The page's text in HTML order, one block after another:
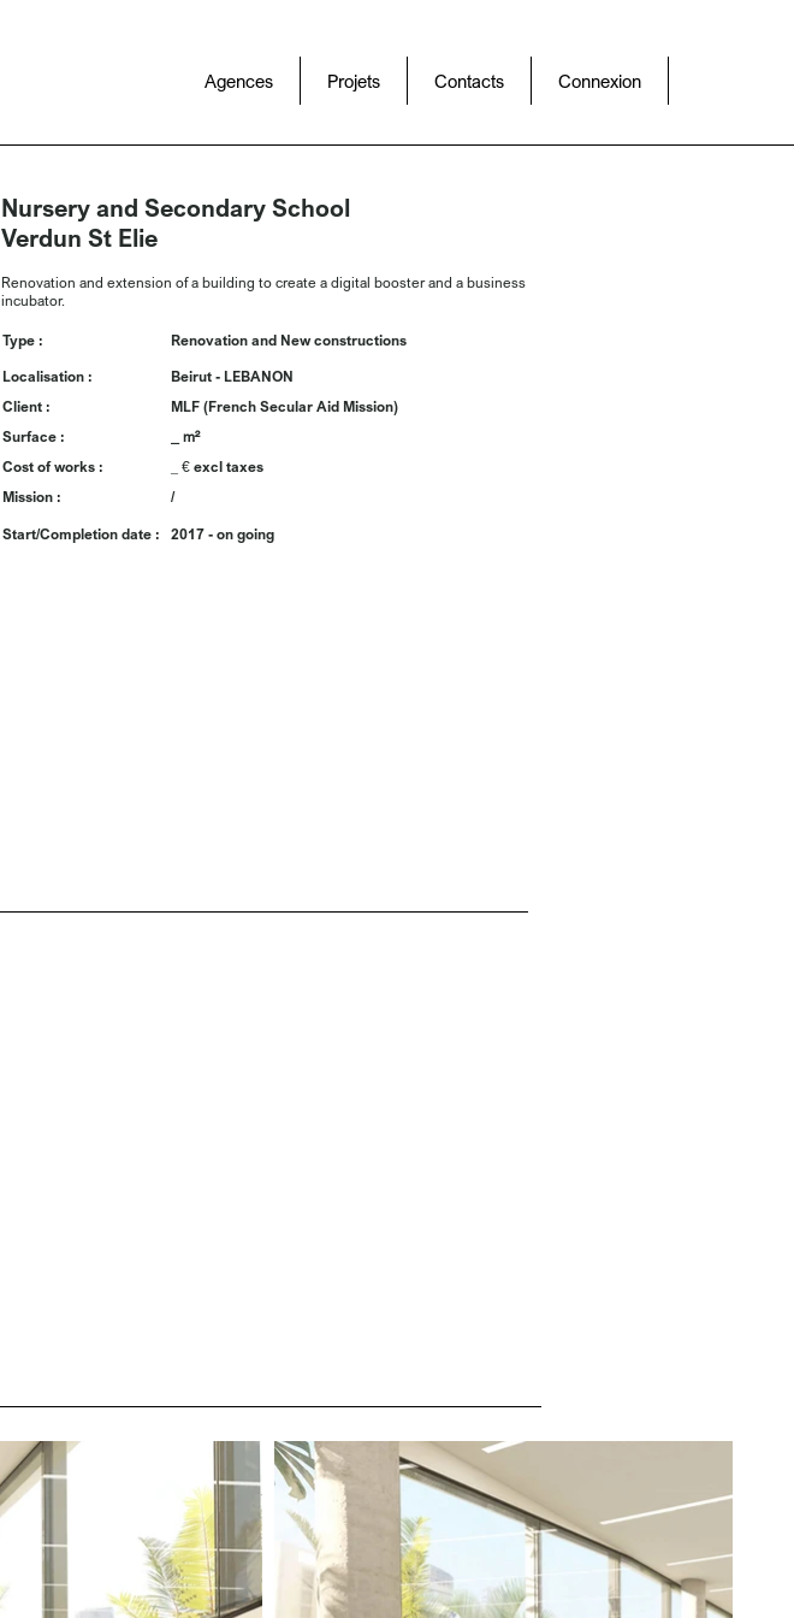
Agences Projets Contacts Connexion
Nursery and Secondary School
Verdun St Elie
Renovation and extension of a building to create a digital booster and a business
incubator.
Type :
Renovation and New constructions
Localisation :
Client :
Surface :
Cost of works :
Mission :
Beirut - LEBANON
MLF (French Secular Aid Mission)
_ m²
€ excl taxes
/
Start/Completion date : 2017 - on going